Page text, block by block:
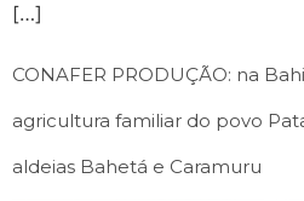
[…]
CONAFER PRODUÇÃO: na
agricultura familiar do povo
aldeias Bahetá e Caramuru